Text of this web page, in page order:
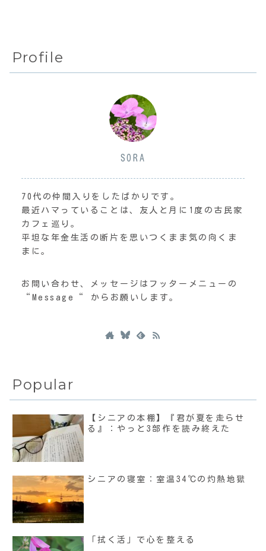
Profile
SORA
70代の仲間入りをしたばかりです。
最近ハマっていることは、友人と月に1度の古民家
カフェ巡り。
平坦な年金生活の断片を思いつくまま気の向くま
まに。
お問い合わせ、メッセージはフッターメニューの
“Message“ からお願いします。
Popular
【シニアの本棚】『君が夏を走らせ
る』：やっと3部作を読み終えた
シニアの寝室：室温34℃の灼熱地獄
「拭く活」で心を整える